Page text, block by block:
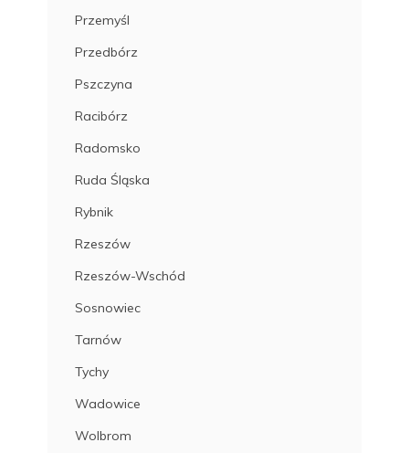
Przemyśl
Przedbórz
Pszczyna
Racibórz
Radomsko
Ruda Śląska
Rybnik
Rzeszów
Rzeszów-Wschód
Sosnowiec
Tarnów
Tychy
Wadowice
Wolbrom